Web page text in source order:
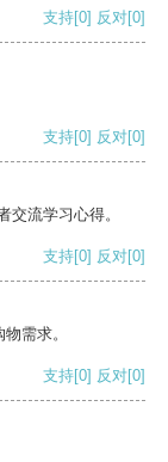
支持[0] 反对[0]
支持[0] 反对[0]
交流学习心得。
支持[0] 反对[0]
需求。
支持[0] 反对[0]